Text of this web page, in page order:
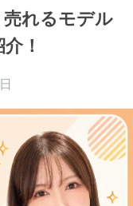
れるモデル
！